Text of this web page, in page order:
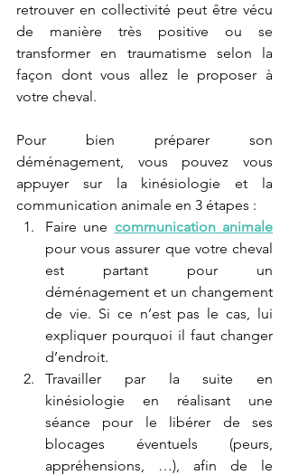
retrouver en collectivité peut être vécu
de manière très positive ou se
transformer en traumatisme selon la
façon dont vous allez le proposer à
votre cheval.
Pour bien préparer son
déménagement, vous pouvez vous
appuyer sur la kinésiologie et la
communication animale en 3 étapes :
Faire une communication animale
pour vous assurer que votre cheval
est partant pour un
déménagement et un changement
de vie. Si ce n’est pas le cas, lui
expliquer pourquoi il faut changer
d’endroit.
Travailler par la suite en
kinésiologie en réalisant une
séance pour le libérer de ses
blocages éventuels (peurs,
appréhensions, …), afin de le